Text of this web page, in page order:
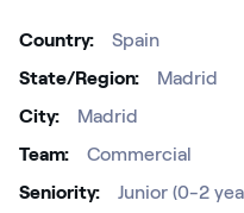
Country
Spain
State/Region
Madrid
City
Madrid
Team
Commercial
Seniority
Junior (0-2